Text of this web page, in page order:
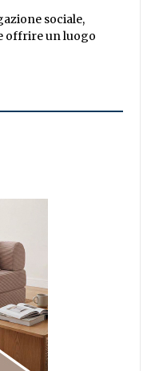
sociale,
offrire un luogo